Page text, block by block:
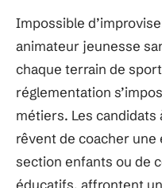
Impossible
animateur jeunesse
chaque terrain de
réglementation
métiers. Les candidats
rêvent de coacher une
section enfants ou de
éducatifs, affrontent